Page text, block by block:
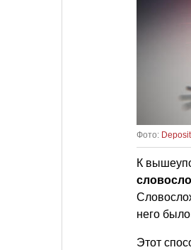
Фото:
К
c
него
Этот